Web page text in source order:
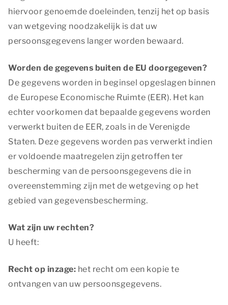
hiervoor genoemde doeleinden, tenzij het op basis
van wetgeving noodzakelijk is dat uw
persoonsgegevens langer worden bewaard.
Worden de gegevens buiten de EU doorgegeven?
De gegevens worden in beginsel opgeslagen binnen
de Europese Economische Ruimte (EER). Het kan
echter voorkomen dat bepaalde gegevens worden
verwerkt buiten de EER, zoals in de Verenigde
Staten. Deze gegevens worden pas verwerkt indien
er voldoende maatregelen zijn getroffen ter
bescherming van de persoonsgegevens die in
overeenstemming zijn met de wetgeving op het
gebied van gegevensbescherming.
Wat zijn uw rechten?
U heeft:
Recht op inzage: het recht om een kopie te
ontvangen van uw persoonsgegevens.